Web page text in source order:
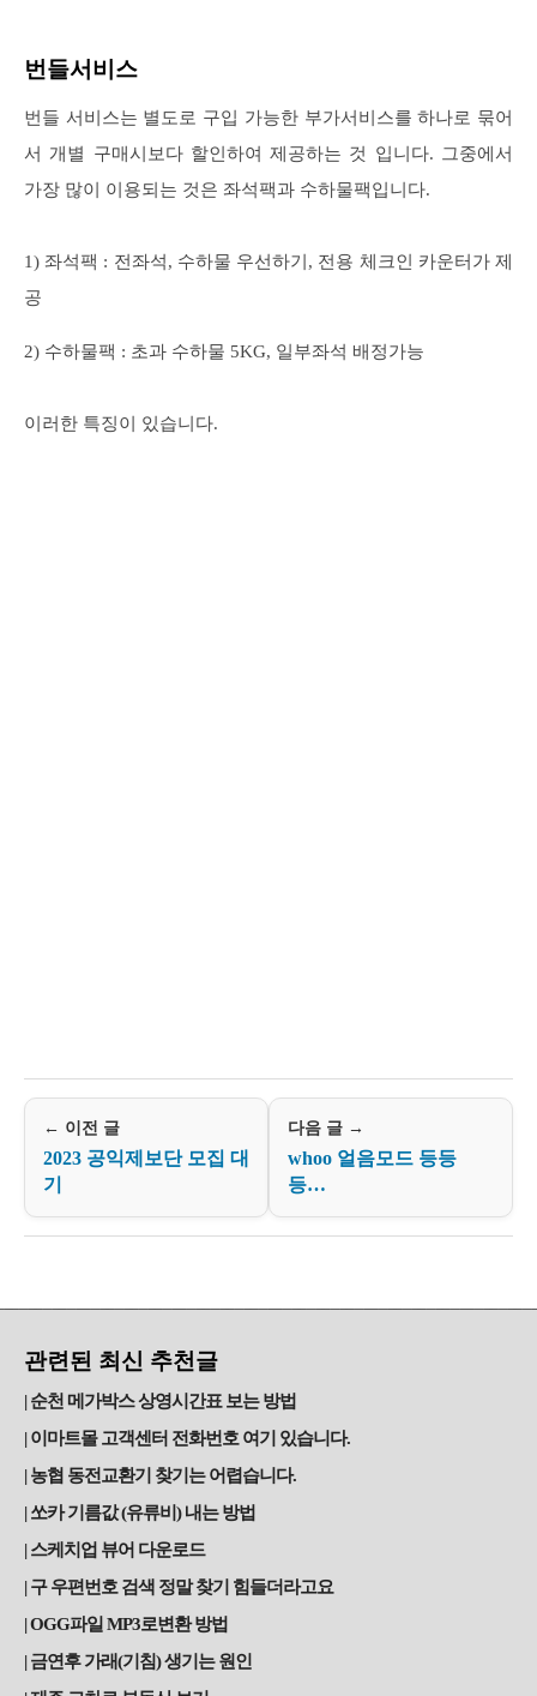
번들서비스
번들 서비스는 별도로 구입 가능한 부가서비스를 하나로 묶어
서 개별 구매시보다 할인하여 제공하는 것 입니다. 그중에서
가장 많이 이용되는 것은 좌석팩과 수하물팩입니다.
1) 좌석팩 : 전좌석, 수하물 우선하기, 전용 체크인 카운터가 제
공
2) 수하물팩 : 초과 수하물 5KG, 일부좌석 배정가능
이러한 특징이 있습니다.
← 이전 글
2023 공익제보단 모집 대
기
다음 글 →
whoo 얼음모드 등등
등…
관련된 최신 추천글
순천 메가박스 상영시간표 보는 방법
이마트몰 고객센터 전화번호 여기 있습니다.
농협 동전교환기 찾기는 어렵습니다.
쏘카 기름값 (유류비) 내는 방법
스케치업 뷰어 다운로드
구 우편번호 검색 정말 찾기 힘들더라고요
OGG파일 MP3로변환 방법
금연후 가래(기침) 생기는 원인